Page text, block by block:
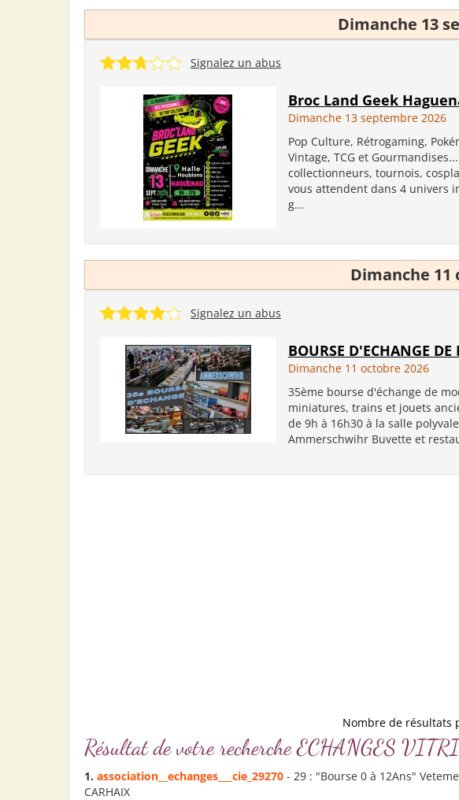
Dimanche 13
Signalez un abus
Broc Land Geek
Dimanche 13 septembre 2026
Pop Culture, Rétrogaming,
Vintage, TCG et
collectionneurs, tournois,
vous attendent dans 4 univers
g...
Dimanche 11
Signalez un abus
BOURSE D'ECHANGE DE
Dimanche 11 octobre 2026
35ème bourse d'échange de
miniatures, trains et jouets
de 9h à 16h30 à la salle
Ammerschwihr Buvette et
Nombre de résultats
Résultat de votre recherche ECHANGES
1. association__ echanges ___cie_29270 - 29 : "Bourse 0 à 12Ans"
CARHAIX